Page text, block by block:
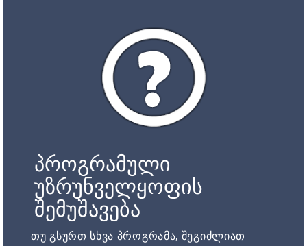
პროგრამული
უზრუნველყოფის
შემუშავება
თუ გსურთ სხვა პროგრამა, შეგიძლიათ